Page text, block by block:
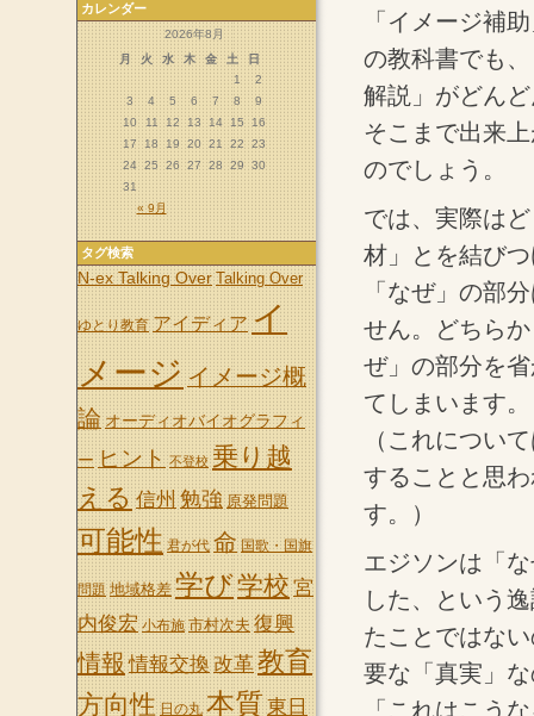
「イメージ補
の教科書でも
解説」がどん
そこまで出来
のでしょう。
では、実際は
材」とを結び
「なぜ」の部
せん。どちら
ぜ」の部分を
てしまいます。
（これについ
することと思
す。）
エジソンは「
した、という
たことではな
要な「真実」
「これはこう
カレンダー
2026年8月
月
火 水 木 金 土 日
« 9月
1
2
3
4 5 6 7 8
9
10
11 12 13 14 15
16
17
18 19 20 21 22
23
24
25 26 27 28 29
30
31
タグ検索
N-ex Talking Over Talking Over
ゆとり教育 アイディア イ
メージ イメージ概
論 オーディオバイオグラフィ
ー ヒント 不登校 乗り越
える信州 勉強 原発問題
可能性 君が代 命 国歌・国旗
問題 地域格差 学び学校 宮
内俊宏 小布施 市村次夫 復興
情報情報交換 改革教育
方向性 日の丸 本質東日